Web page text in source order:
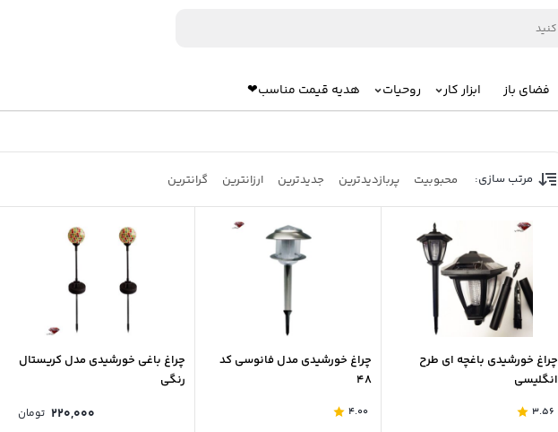
فضای باز ابزار کار روحیات هدیه قیمت مناسب❤
مرتب سازی: محبوبیت پربازدیدترین جدیدترین ارزانترین گرانترین
چراغ خورشیدی باغچه ای طرح
انگلیسی
3.56
چراغ خورشیدی مدل فانوسی کد
48
4.00
چراغ باغی خورشیدی مدل کریستال
رنگی
۲۲۰,۰۰۰ تومان